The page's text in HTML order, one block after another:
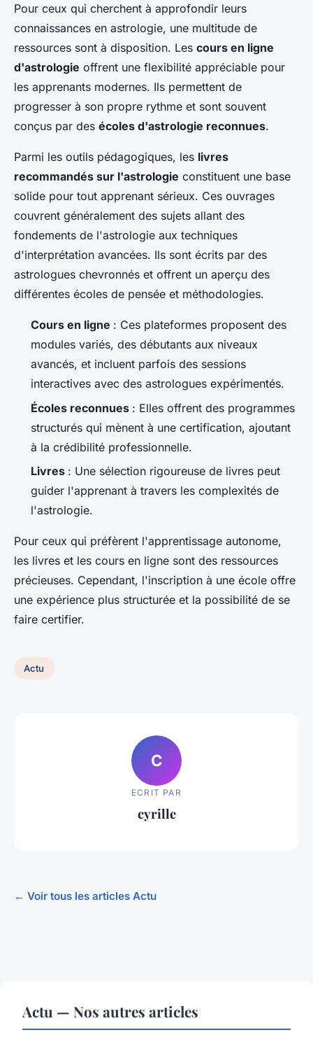
Pour ceux qui cherchent à approfondir leurs
connaissances en astrologie, une multitude de
ressources sont à disposition. Les cours en ligne
d'astrologie offrent une flexibilité appréciable pour
les apprenants modernes. Ils permettent de
progresser à son propre rythme et sont souvent
conçus par des écoles d'astrologie reconnues.
Parmi les outils pédagogiques, les livres
recommandés sur l'astrologie constituent une base
solide pour tout apprenant sérieux. Ces ouvrages
couvrent généralement des sujets allant des
fondements de l'astrologie aux techniques
d'interprétation avancées. Ils sont écrits par des
astrologues chevronnés et offrent un aperçu des
différentes écoles de pensée et méthodologies.
Cours en ligne : Ces plateformes proposent des
modules variés, des débutants aux niveaux
avancés, et incluent parfois des sessions
interactives avec des astrologues expérimentés.
Écoles reconnues : Elles offrent des programmes
structurés qui mènent à une certification, ajoutant
à la crédibilité professionnelle.
Livres : Une sélection rigoureuse de livres peut
guider l'apprenant à travers les complexités de
l'astrologie.
Pour ceux qui préfèrent l'apprentissage autonome,
les livres et les cours en ligne sont des ressources
précieuses. Cependant, l'inscription à une école offre
une expérience plus structurée et la possibilité de se
faire certifier.
Actu
C
ECRIT PAR
cyrille
← Voir tous les articles Actu
Actu — Nos autres articles